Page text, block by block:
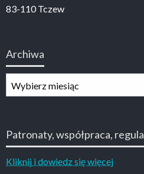
83-110 Tczew
Archiwa
Patronaty, współpraca,
Kliknij i dowiedz się więcej